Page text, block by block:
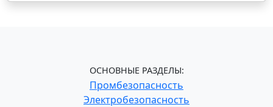
ОСНОВНЫЕ РАЗДЕЛЫ:
Промбезопасность
Электробезопасность